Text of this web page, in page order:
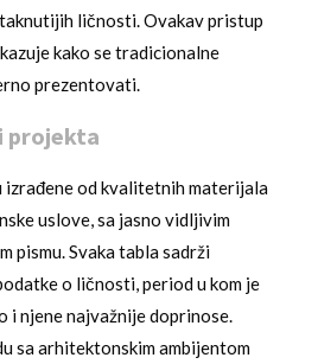
ličnosti. Ovakav pristup
kako se tradicionalne
prezentovati.
projekta
od kvalitetnih materijala
uslove, sa jasno vidljivim
pismu. Svaka tabla sadrži
o ličnosti, period u kom je
i njene najvažnije doprinose.
sa arhitektonskim ambijentom